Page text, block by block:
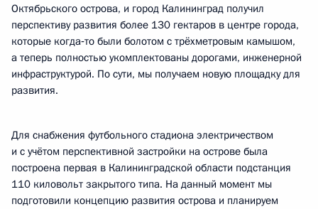
Октябрьского острова, и город Калининград получил
перспективу развития более 130 гектаров в центре города,
которые когда‑то были болотом с трёхметровым камышом,
а теперь полностью укомплектованы дорогами, инженерной
инфраструктурой. По сути, мы получаем новую площадку для
развития.
Для снабжения футбольного стадиона электричеством
и с учётом перспективной застройки на острове была
построена первая в Калининградской области подстанция
110 киловольт закрытого типа. На данный момент мы
подготовили концепцию развития острова и планируем